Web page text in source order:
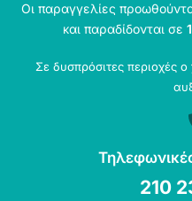
Οι παραγγελίες
και παραδίδονται σε
Σε δυσπρόσιτες περιοχές
210